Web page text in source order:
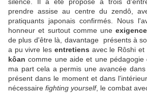
prendre assise au centre du zendô,
pratiquants japonais confirmés. Nous
honneur et surtout comme uneexigence
de plus d'être là, davantage présents à
a pu vivre les entretiens avec le Rôshi et
kôan comme une aide et une pédagogie
ma part cela a permis une avancée dans
présent dans le moment et dans
nécessaire fighting yourself, le combat